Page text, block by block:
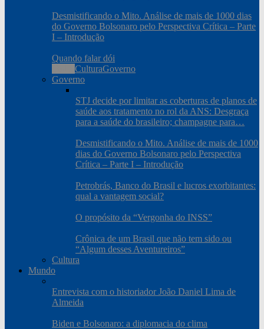
Desmistificando o Mito. Análise de mais de 1000 dias
do Governo Bolsonaro pelo Perspectiva Crítica – Parte
I – Introdução
Quando falar dói
CulturaGoverno
Governo
STJ decide por limitar as coberturas de planos de
saúde aos tratamento no rol da ANS: Desgraça
para a saúde do brasileiro; champagne para…
Desmistificando o Mito. Análise de mais de 1000
dias do Governo Bolsonaro pelo Perspectiva
Crítica – Parte I – Introdução
Petrobrás, Banco do Brasil e lucros exorbitantes:
qual a vantagem social?
O propósito da “Vergonha do INSS”
Crônica de um Brasil que não tem sido ou
“Algum desses Aventureiros”
Cultura
Mundo
Entrevista com o historiador João Daniel Lima de
Almeida
Biden e Bolsonaro: a diplomacia do clima